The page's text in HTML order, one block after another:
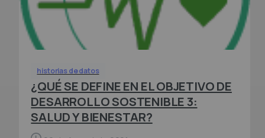
historias de datos
¿QUÉ SE DEFINE EN EL OBJETIVO DE
DESARROLLO SOSTENIBLE 3:
SALUD Y BIENESTAR?